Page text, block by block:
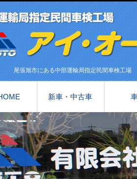
尾張旭市にある中部運輸局指定民間車検工場
新車・中古車